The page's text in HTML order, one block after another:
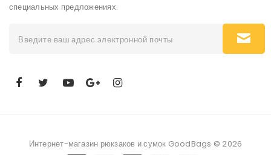
специальных предложениях.
Интернет-магазин рюкзаков и сумок GoodBags © 2026